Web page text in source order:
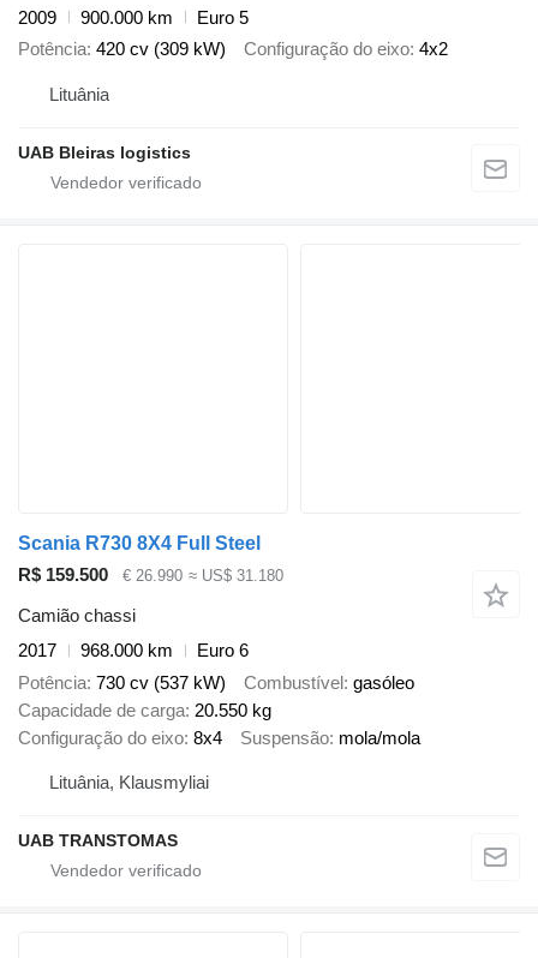
2009
900.000 km
Euro 5
Potência 420 cv (309 kW) Configuração do eixo 4x2
Lituânia
UAB Bleiras logistics
Scania R730 8X4 Full Steel
R$ 159.500
€ 26.990 ≈ US$ 31.180
Camião chassi
2017
968.000 km
Euro 6
Potência 730 cv (537 kW) Combustível gasóleo
Capacidade de carga 20.550 kg
Configuração do eixo 8x4 Suspensão mola/mola
Lituânia, Klausmyliai
UAB TRANSTOMAS